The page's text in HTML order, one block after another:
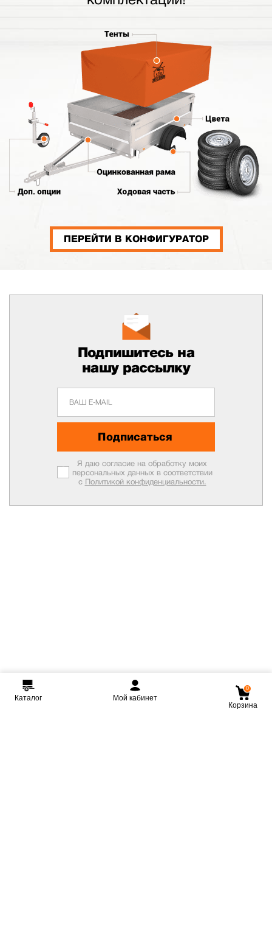
ПЕРЕЙТИ В КОНФИГУРАТОР
Подпишитесь на
нашу рассылку
Подписаться
Я даю согласие на обработку моих
персональных данных в соответствии
с Политикой конфиденциальности.
Каталог Мой кабинет
0
Корзина